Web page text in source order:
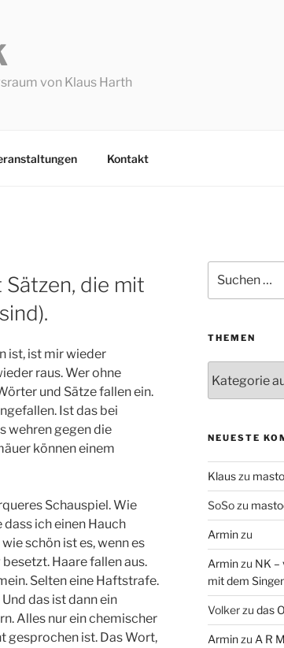
von Klaus Harth
Kontakt
die mit
ist, ist mir wieder
raus. Wer ohne
und Sätze fallen ein.
Ist das bei
wehren gegen die
können einem
Schauspiel. Wie
ich einen Hauch
schön ist es, wenn es
Haare fallen aus.
Selten eine Haftstrafe.
das ist dann ein
Alles nur ein chemischer
gesprochen ist. Das Wort,
nach:
THEMEN
NEUESTE
Klauszu
SoSozu
Arminzu
Arminzu NK –
mit dem
Volkerzu das
Arminzu A R